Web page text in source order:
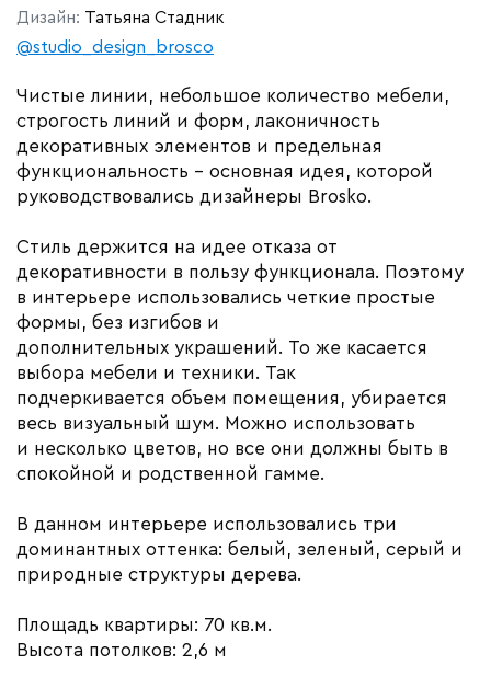
Дизайн: Татьяна Стадник
@studio_design_brosco
Чистые линии, небольшое количество мебели,
строгость линий и форм, лаконичность
декоративных элементов и предельная
функциональность – основная идея, которой
руководствовались дизайнеры Brosko.
Стиль держится на идее отказа от
декоративности в пользу функционала. Поэтому
в интерьере использовались четкие простые
формы, без изгибов и
дополнительных украшений. То же касается
выбора мебели и техники. Так
подчеркивается объем помещения, убирается
весь визуальный шум. Можно использовать
и несколько цветов, но все они должны быть в
спокойной и родственной гамме.
В данном интерьере использовались три
доминантных оттенка: белый, зеленый, серый и
природные структуры дерева.
Площадь квартиры: 70 кв.м.
Высота потолков: 2,6 м